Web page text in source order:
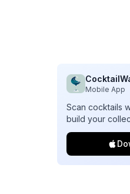
Mobile App
Scan cocktails
build your